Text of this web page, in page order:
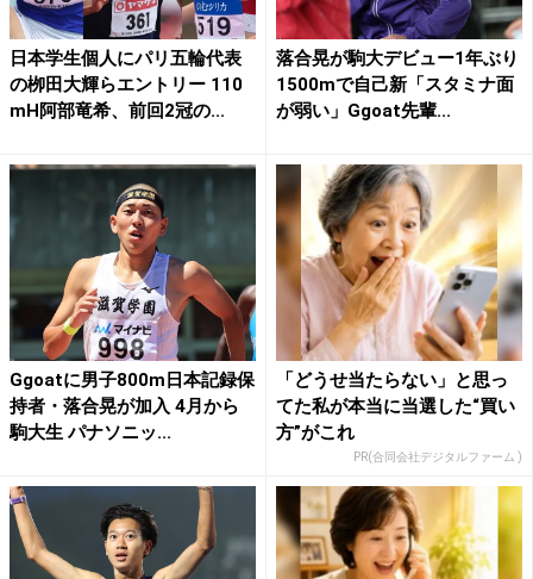
日本学生個人にパリ五輪代表
の栁田大輝らエントリー 110
mH阿部竜希、前回2冠の...
落合晃が駒大デビュー1年ぶり
1500mで自己新「スタミナ面
が弱い」Ggoat先輩...
Ggoatに男子800m日本記録保
持者・落合晃が加入 4月から
駒大生 パナソニッ...
「どうせ当たらない」と思っ
てた私が本当に当選した“買い
方”がこれ
PR(合同会社デジタルファーム )